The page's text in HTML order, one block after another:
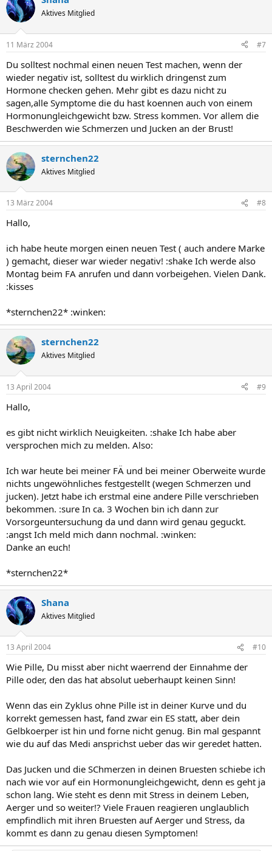
Aktives Mitglied
11 März 2004 #7
Du solltest nochmal einen neuen Test machen, wenn der
wieder negativ ist, solltest du wirklich dringenst zum
Hormone checken gehen. Mehr gibt es dazu nicht zu
sagen,alle Symptome die du hast koennen auch von einem
Hormonungleichgewicht bzw. Stress kommen. Vor allem die
Beschwerden wie Schmerzen und Jucken an der Brust!
sternchen22
Aktives Mitglied
13 März 2004 #8
Hallo,
ich habe heute morgen einen neuen Test ( auch andere Marke
) gemacht, dieser war wieder negativ! :shake Ich werde also
Montag beim FA anrufen und dann vorbeigehen. Vielen Dank.
:kisses
*sternchen22* :winken:
sternchen22
Aktives Mitglied
13 April 2004 #9
Hallo,
es gibt nicht wirklich Neuigkeiten. :shake Ich habe aber
versprochen mich zu melden. Also:
Ich war heute bei meiner FÄ und bei meiner Oberweite wurde
nichts ungewöhnliches festgestellt (wegen Schmerzen und
jucken). Jetzt habe ich erstmal eine andere Pille verschrieben
bekommen. :sure In ca. 3 Wochen bin ich dann zur
Vorsorgeuntersuchung da und dann wird genau geguckt.
:angst Ich meld mich dann nochmal. :winken:
Danke an euch!
*sternchen22*
Shana
Aktives Mitglied
13 April 2004 #10
Wie Pille, Du misst aber nicht waerrend der Einnahme der
Pille oder, den das hat absolut ueberhaupt keinen Sinn!
Wenn das ein Zyklus ohne Pille ist in deiner Kurve und du
korrekt gemessen hast, fand zwar ein ES statt, aber dein
Gelbkoerper ist hin und forne nicht genug. Bin mal gespannt
wie du auf das Medi ansprichst ueber das wir geredet hatten.
Das Jucken und die SChmerzen in deinen Bruesten schiebe ich
nach wie vor auf ein Hormonungleichgewicht, denn es geht ja
schon lang. Wie steht es denn mit Stress in deinem Leben,
Aerger und so weiter!? Viele Frauen reagieren unglaublich
empfindlich mit ihren Bruesten auf Aerger und Stress, da
kommt es dann zu genau diesen Symptomen!